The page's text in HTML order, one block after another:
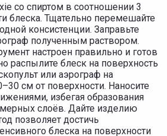
со спиртом в соотношении 3
блеска. Тщательно перемешайте
консистенции. Заправьте
полученным раствором.
настроен правильно и готов
распылите блеск на поверхность
или аэрограф на
см от поверхности. Наносите
избегая образования
слоёв. Дайте изделию
позволяет достичь
блеска на поверхности